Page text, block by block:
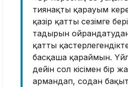
тиянақты қарауым
қазір қатты сезімге
тағдырын
қатты
басқаша қараймын.
дейін сол кісімен бір
армандап, содан